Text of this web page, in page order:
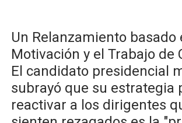
​Un Relanzamiento basado
Motivación y el Trabajo de
El candidato presidencial
subrayó que su estrategia
reactivar a los dirigentes